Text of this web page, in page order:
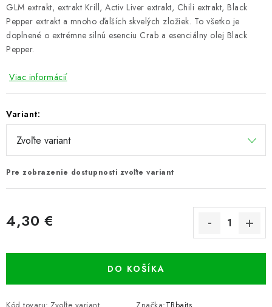
Navštívte našu predajňu vo Dvoroch nad Žitavou »
GLM extrakt, extrakt Krill, Activ Liver extrakt, Chili extrakt, Black
Pepper extrakt a mnoho ďalších skvelých zložiek. To všetko je
doplnené o extrémne silnú esenciu Crab a esenciálny olej Black
Pepper.
Viac informácií
Variant:
Pre zobrazenie dostupnosti zvoľte variant
4,30 €
DO KOŠÍKA